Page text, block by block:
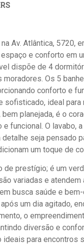
Av. Atlântica, 5720,
e conforto em
dispõe de 4
Os 5
conforto e
sofisticado, ideal
planejada, é o
funcional. O lavabo,
seja pensado
um toque de
prestígio; é um
variadas e
busca saúde e
um dia agitado,
o
diversão e
para encontros